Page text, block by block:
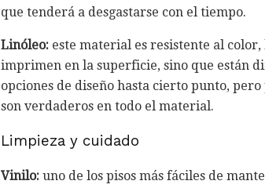
que tenderá a desgastarse con el tiempo.
Linóleo: este material es resistente al
imprimen en la superficie, sino que están
opciones de diseño hasta cierto punto,
son verdaderos en todo el material.
Limpieza y cuidado
Vinilo: uno de los pisos más fáciles de